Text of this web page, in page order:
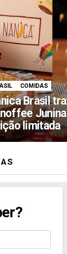
COMIDAS
Brasil
limitada